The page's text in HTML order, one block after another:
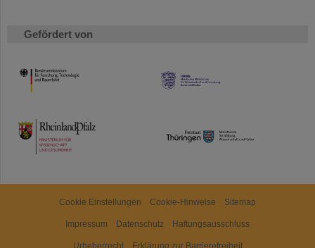
Gefördert von
HMWK
TMWWDG
Cookie Einstellungen Cookie-Hinweise Sitemap
Impressum Datenschutz Haftungsausschluss
Urheberrecht Erklärung zur Barrierefreiheit